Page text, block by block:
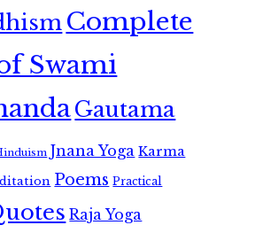
Complete
Swami
Gautama
Jnana Yoga Karma
Poems Practical
Raja Yoga